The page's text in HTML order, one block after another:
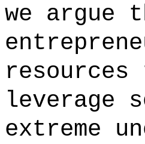
we argue
leverage
extreme